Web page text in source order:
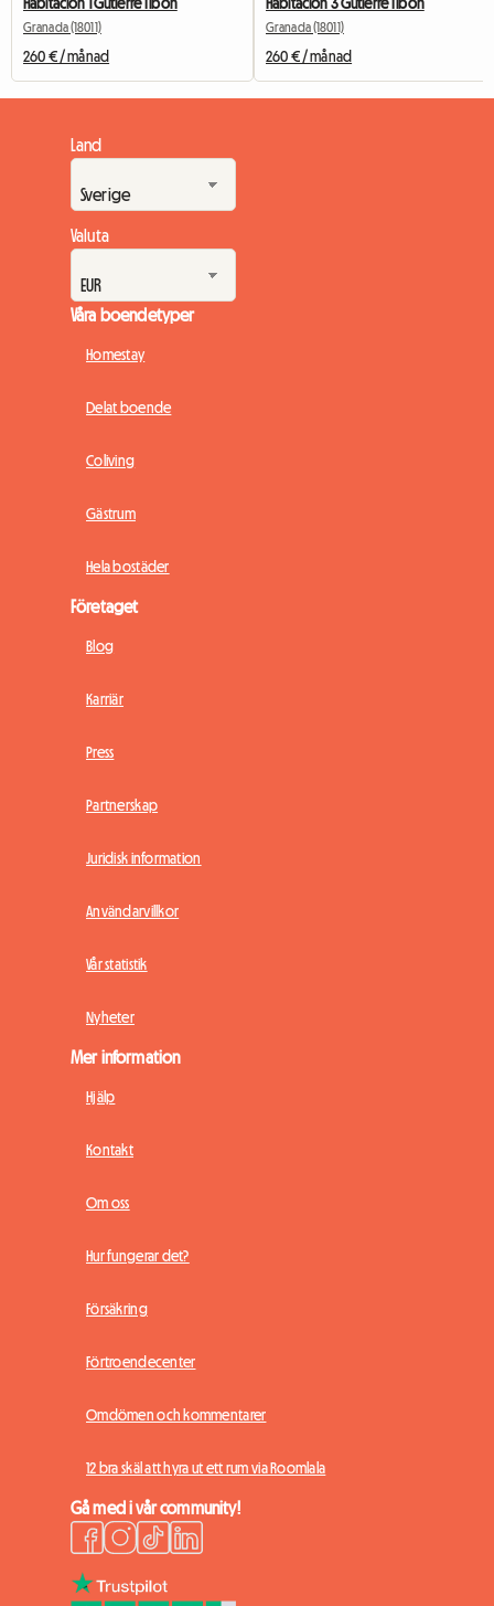
Granada (18011)
260 € / månad
Granada (18011)
260 € / månad
Land
Valuta
Våra boendetyper
Homestay
Delat boende
Coliving
Gästrum
Hela bostäder
Företaget
Blog
Karriär
Press
Partnerskap
Juridisk information
Användarvillkor
Vår statistik
Nyheter
Mer information
Hjälp
Kontakt
Om oss
Hur fungerar det?
Försäkring
Förtroendecenter
Omdömen och kommentarer
12 bra skäl att hyra ut ett rum via Roomlala
Gå med i vår community!